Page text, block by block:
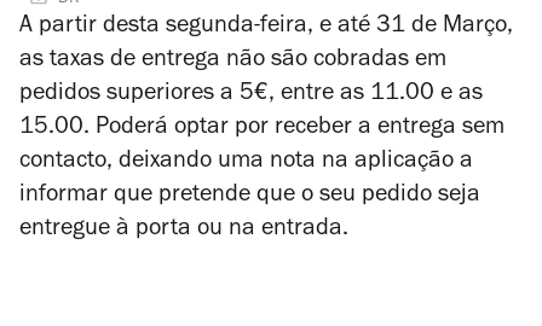
A partir desta segunda-feira, e até 31 de Março,
as taxas de entrega não são cobradas em
pedidos superiores a 5€, entre as 11.00 e as
15.00. Poderá optar por receber a entrega sem
contacto, deixando uma nota na aplicação a
informar que pretende que o seu pedido seja
entregue à porta ou na entrada.